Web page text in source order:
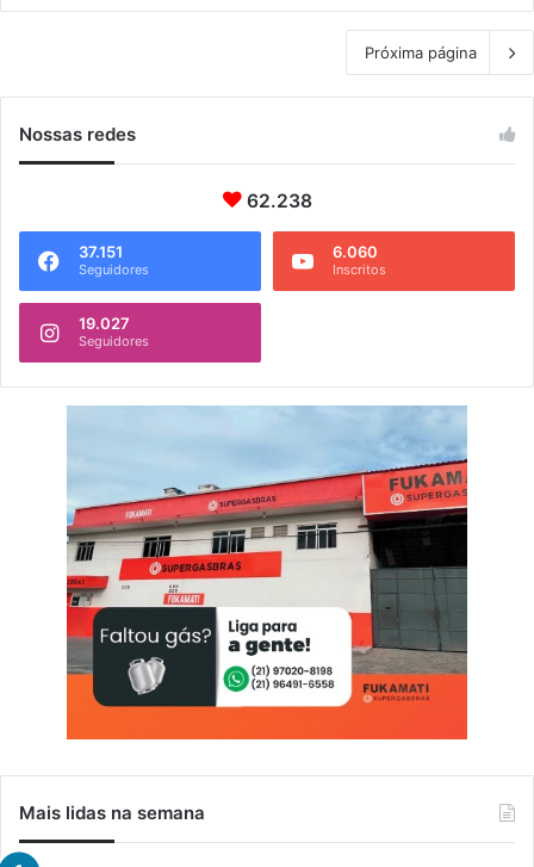
Próxima página
Nossas redes
62.238
37.151
Seguidores
6.060
Inscritos
19.027
Seguidores
Mais lidas na semana